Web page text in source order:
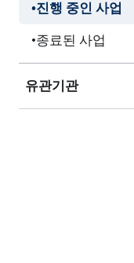
진행 중인 사업
종료된 사업
유관기관